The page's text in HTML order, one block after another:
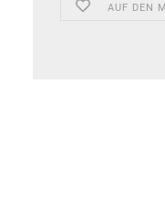
AUF DEN